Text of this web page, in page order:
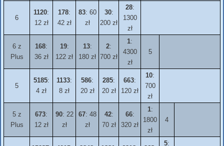
6
1120:
12 zł
178:
42 zł
83: 60
zł
30:
200 zł
28:
1300
zł
6 z
Plus
168:
36 zł
19:
122 zł
13:
180 zł
2:
700 zł
1:
4300
zł
5
5
5185:
4 zł
1133:
8 zł
586:
20 zł
285:
20 zł
663:
120 zł
10:
700
zł
5 z
Plus
673:
12 zł
90: 22
zł
67: 48
zł
42:
70 zł
66:
320 zł
1:
1800
zł
4
5: